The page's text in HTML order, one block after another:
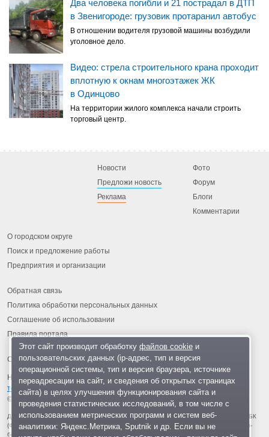
Два человека погибли и 21 пострадал в ДТП
в Звенигороде: грузовик протаранил автобус
В отношении водителя грузовой машины возбудили
уголовное дело.
Видео: стрела строительного крана проходит
вплотную к окнам многоэтажек ЖК
в Одинцово
На территории жилого комплекса начали строить
торговый центр.
Новости
Предложи новость
Реклама
Фото
Форум
Блоги
Комментарии
О городском округе
Поиск и предложение работы
Предприятия и организации
Обратная связь
Политика обработки персональных данных
Соглашение об использовании
Правила портала
На информационном ресурсе применяются рекомендательные
технологии
© 2013-2026 «ОИНФО»,
сделано в Одинцово
Для читателей: В России признаны экстремистскими и запрещены организации ФБК
(Фонд борьбы с коррупцией, признан иноагентом), Штабы Навального, «Национал-
большевистская партия», «Свидетели Иеговы», «Армия воли народа», «Русский
Этот сайт производит обработку файлов cookieи
пользовательских данных (ip-адрес, тип и версия
операционной системы, тип и версия браузера, источнике
переадресации на сайт, и сведения об открытых страницах
сайта) в целях улучшения функционирования сайта и
проведения статистических исследований, в том числе с
использованием метрических программ и систем веб-
аналитики: Яндекс.Метрика, Sputnik и др. Если вы не